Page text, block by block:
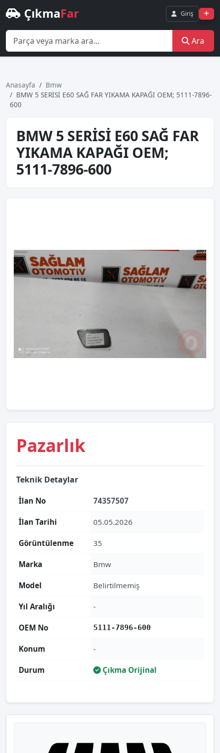
ÇıkmaFar Giriş
Ara
Anasayfa
Bmw
BMW 5 SERİSİ E60 SAĞ FAR YIKAMA KAPAĞI OEM; 5111-7896-
600
BMW 5 SERİSİ E60 SAĞ FAR
YIKAMA KAPAĞI OEM;
5111-7896-600
Pazarlık
Teknik Detaylar
İlan No 74357507
İlan Tarihi 05.05.2026
Görüntülenme 35
Marka Bmw
Model Belirtilmemiş
Yıl Aralığı -
OEM No 5111-7896-600
Konum -
Durum Çıkma Orijinal